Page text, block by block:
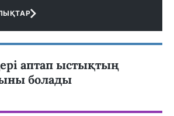
аптап ыстықтың
болады